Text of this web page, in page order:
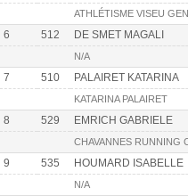
ATHLÉTISME VISEU
6 512 DE SMET MAGALI
N/A
7 510 PALAIRET KATARINA
KATARINA PALAIRET
8 529 EMRICH GABRIELE
CHAVANNES RUNNING
9 535 HOUMARD ISABELLE
N/A